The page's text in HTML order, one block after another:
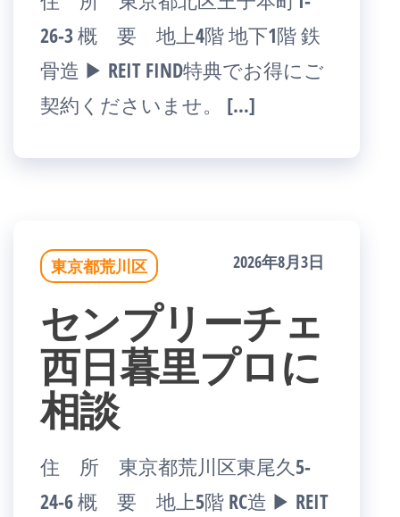
26-3 概 要 地上4階 地下1階 鉄
骨造 ▶ REIT FIND特典でお得にご
契約くださいませ。 […]
東京都荒川区 2026年8月3日
センプリーチェ
西日暮里プロに
相談
住 所 東京都荒川区東尾久5-
24-6 概 要 地上5階 RC造 ▶ REIT